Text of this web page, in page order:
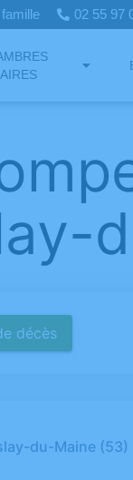
famille 02 55 97
décès
du-Maine (53)